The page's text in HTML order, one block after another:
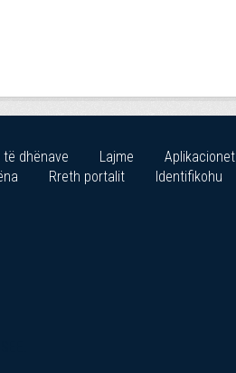
të dhënave Lajme Aplikacionet
Rreth portalit Identifikohu